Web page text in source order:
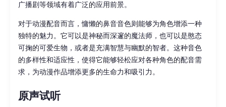
广播剧等领域有着广泛的应用前景。
对于动漫配音而言，慵懒的鼻音音色则能够为角色增添一种
独特的魅力。它可以是神秘而深邃的魔法师，也可以是憨态
可掬的可爱生物，或者是充满智慧与幽默的智者。这种音色
的多样性和适应性，使得它能够轻松应对各种角色的配音需
求，为动漫作品增添更多的生命力和吸引力。
原声试听